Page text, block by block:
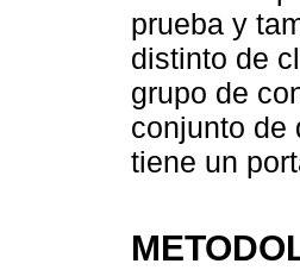
prueba y
distinto de
grupo de
conjunto de
tiene un